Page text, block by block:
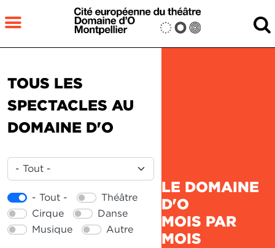
Aller au contenu principal
RECHERCHER
TOUS LES
SPECTACLES AU
DOMAINE D'O
- Tout -
Théâtre
Cirque
Danse
Musique
Autre
LE DOMAINE
D'O
MOIS PAR
MOIS